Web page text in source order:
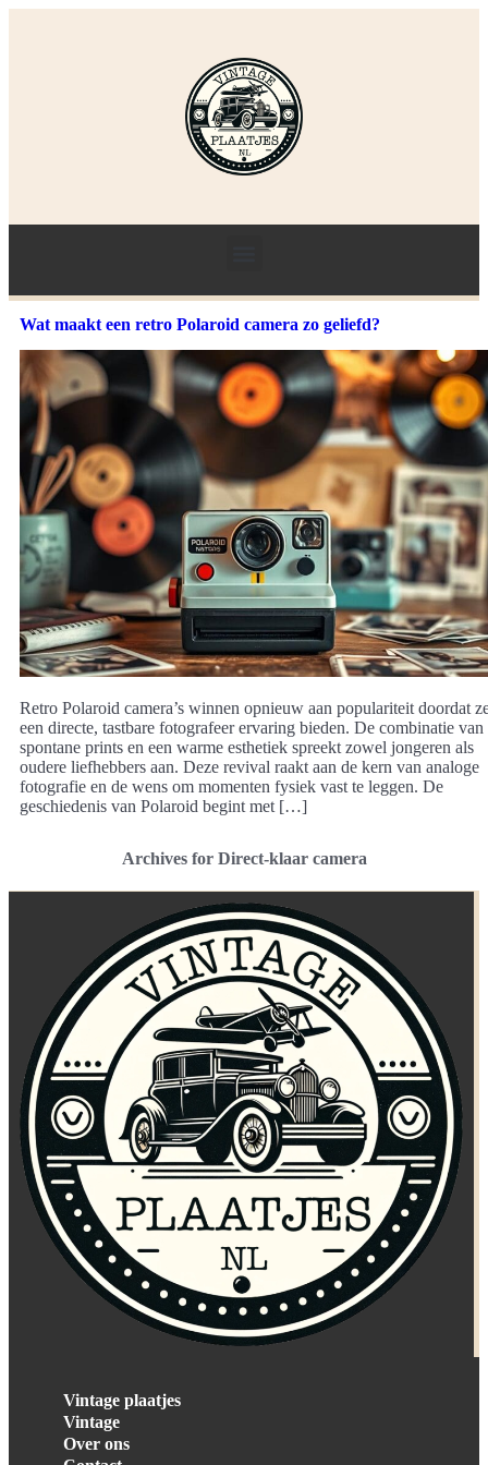
Wat maakt een retro Polaroid camera zo geliefd?
Retro Polaroid camera’s winnen opnieuw aan populariteit doordat
een directe, tastbare fotografeer ervaring bieden. De combinatie van
spontane prints en een warme esthetiek spreekt zowel jongeren als
oudere liefhebbers aan. Deze revival raakt aan de kern van analoge
fotografie en de wens om momenten fysiek vast te leggen. De
geschiedenis van Polaroid begint met […]
Archives for Direct-klaar camera
Vintage plaatjes
Vintage
Over ons